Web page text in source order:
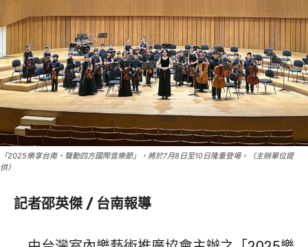
「2025樂享台南・聲動四方國際音樂節」，將於7月8日至10日隆重登場。（主辦單位提
供）
記者邵英傑 / 台南報導